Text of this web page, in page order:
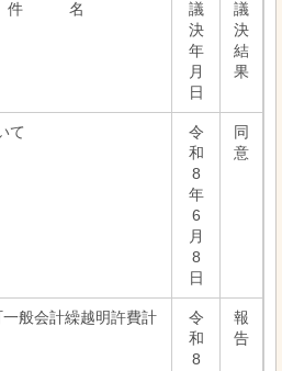
名
議
決
年
月
日
議
決
結
果
て
令
和
8
年
6
月
8
日
同
意
般会計繰越明許費計
令
和
8
報
告